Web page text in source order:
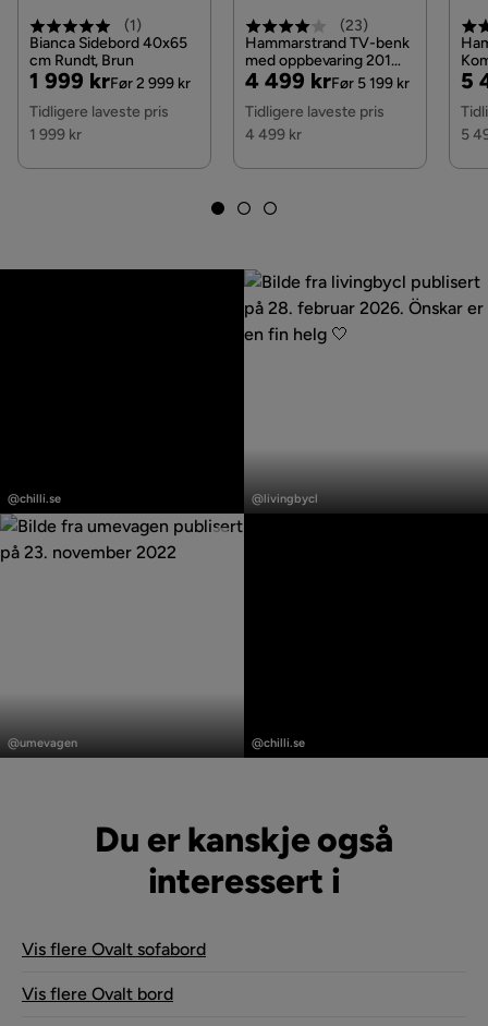
(1)
Bianca Sidebord 40x65
cm Rundt, Brun
Pris
1 999 kr
Original
Pris
Før 2 999 kr
Tidligere laveste pris
1 999 kr
(23)
Hammarstrand TV-benk
med oppbevaring 201
cm, Valnøtt / Brun /
Ribbet
Pris
4 499 kr
Original
Pris
Før 5 199 kr
Tidligere laveste pris
4 499 kr
5
5
publisert
av
@chilli.se
publisert
@livingbycl
publisert
@umevagen
publisert
@chilli.se
Du er kanskje også
interessert i
Vis flere Ovalt sofabord
Vis flere Ovalt bord